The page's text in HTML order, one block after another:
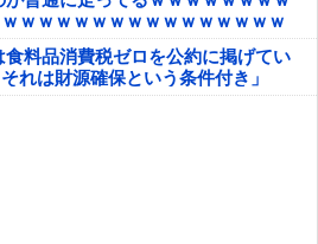
ｗｗｗｗｗｗｗｗｗｗｗｗｗｗｗ
食料品消費税ゼロを公約に掲げてい
れは財源確保という条件付き」